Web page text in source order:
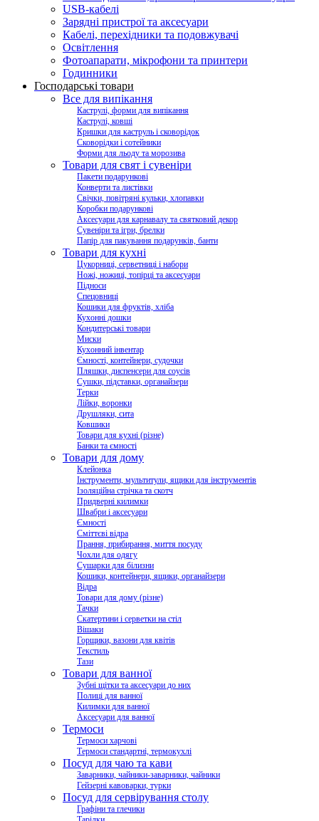
USB-кабелі
Зарядні пристрої та аксесуари
Кабелі, перехідники та подовжувачі
Освітлення
Фотоапарати, мікрофони та принтери
Годинники
Господарські товари
Все для випікання
Каструлі, форми для випікання
Каструлі, ковші
Кришки для каструль і сковорідок
Сковорідки і сотейники
Форми для льоду та морозива
Товари для свят і сувеніри
Пакети подарункові
Конверти та листівки
Свічки, повітряні кульки, хлопавки
Коробки подарункові
Аксесуари для карнавалу та святковий декор
Сувеніри та ігри, брелки
Папір для пакування подарунків, банти
Товари для кухні
Цукорниці, серветниці і набори
Ножі, ножиці, топірці та аксесуари
Підноси
Спецовниці
Кошики для фруктів, хліба
Кухонні дошки
Кондитерські товари
Миски
Кухонний інвентар
Ємності, контейнери, судочки
Пляшки, диспенсери для соусів
Сушки, підставки, органайзери
Терки
Лійки, воронки
Друшляки, сита
Ковшики
Товари для кухні (різне)
Банки та ємності
Товари для дому
Клейонка
Інструменти, мультитули, ящики для інструментів
Ізоляційна стрічка та скотч
Придверні килимки
Швабри і аксесуари
Ємності
Сміттєві відра
Прання, прибирання, миття посуду
Чохли для одягу
Сушарки для білизни
Кошики, контейнери, ящики, органайзери
Відра
Товари для дому (різне)
Тачки
Скатертини і серветки на стіл
Вішаки
Горщики, вазони для квітів
Текстиль
Тази
Товари для ванної
Зубні щітки та аксесуари до них
Полиці для ванної
Килимки для ванної
Аксесуари для ванної
Термоси
Термоси харчові
Термоси стандартні, термокухлі
Посуд для чаю та кави
Заварники, чайники-заварники, чайники
Гейзерні кавоварки, турки
Посуд для сервірування столу
Графіни та глечики